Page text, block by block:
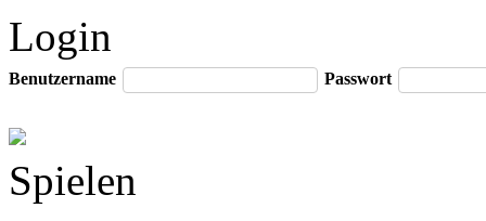
Login
Benutzername Passwort
Spielen